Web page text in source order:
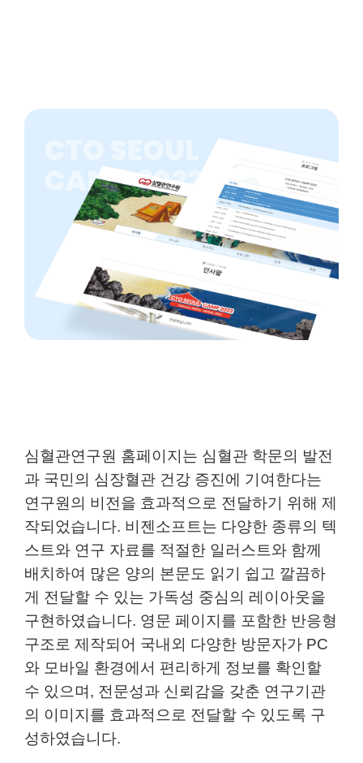
심혈관연구원 홈페이지는 심혈관 학문의 발전
과 국민의 심장혈관 건강 증진에 기여한다는
연구원의 비전을 효과적으로 전달하기 위해 제
작되었습니다. 비젠소프트는 다양한 종류의 텍
스트와 연구 자료를 적절한 일러스트와 함께
배치하여 많은 양의 본문도 읽기 쉽고 깔끔하
게 전달할 수 있는 가독성 중심의 레이아웃을
구현하였습니다. 영문 페이지를 포함한 반응형
구조로 제작되어 국내외 다양한 방문자가 PC
와 모바일 환경에서 편리하게 정보를 확인할
수 있으며, 전문성과 신뢰감을 갖춘 연구기관
의 이미지를 효과적으로 전달할 수 있도록 구
성하였습니다.